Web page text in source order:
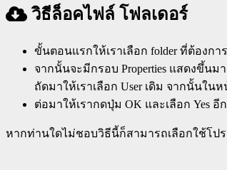
วิธีล็อคไฟล์ โฟลเดอร์
ขั้นตอนแรกให้เราเลือก folder ที่ต้องกา
จากนั้นจะมีกรอบ Properties แสดงขึ้นม
ถัดมาให้เราเลือก User เดิม จากนั้นใน
ต่อมาให้เรากดปุ่ม OK และเลือก Yes
หากท่านใดไม่ชอบวิธีนี้ก็สามารถเลือกใช้โปร